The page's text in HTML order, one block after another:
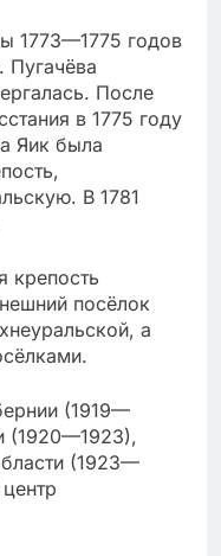
1773—1775 годов
Пугачёва
После
в 1775 году
Яик была
В 1781
крепость
посёлок
а
(1919—
(1920—1923),
(1923—